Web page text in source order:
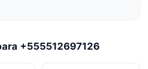
+555512697126